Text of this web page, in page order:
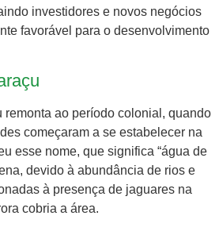
investidores e novos negócios
favorável para o desenvolvimento
remonta ao período colonial, quando
começaram a se estabelecer na
esse nome, que significa “água de
devido à abundância de rios e
à presença de jaguares na
cobria a área.